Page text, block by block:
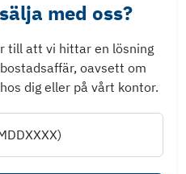
med oss?
till att vi hittar en lösning
oavsett om
dig eller på vårt kontor.